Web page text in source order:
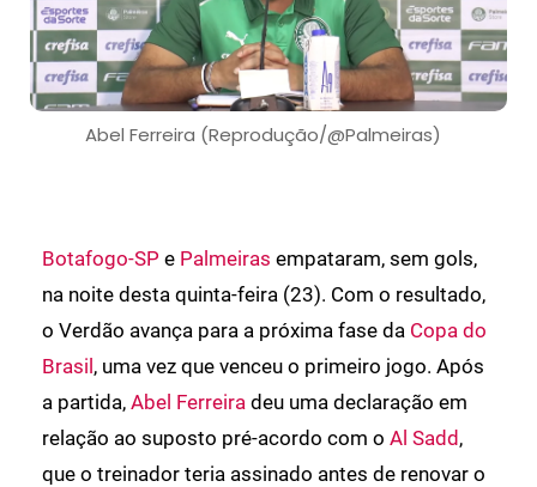
Abel Ferreira (Reprodução/@Palmeiras)
Botafogo-SP e Palmeiras empataram, sem gols,
na noite desta quinta-feira (23). Com o resultado,
o Verdão avança para a próxima fase da Copa do
Brasil, uma vez que venceu o primeiro jogo. Após
a partida, Abel Ferreira deu uma declaração em
relação ao suposto pré-acordo com o Al Sadd,
que o treinador teria assinado antes de renovar o